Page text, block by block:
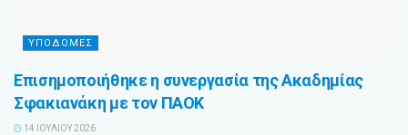
ΥΠΟΔΟΜΕΣ
Επισημοποιήθηκε η συνεργασία της Ακαδημίας
Σφακιανάκη με τον ΠΑΟΚ
14 ΙΟΥΛΊΟΥ 2026